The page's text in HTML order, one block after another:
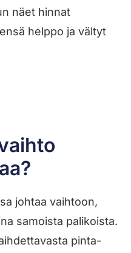
näet hinnat
helppo ja vältyt
johtaa vaihtoon,
samoista palikoista.
pinta-